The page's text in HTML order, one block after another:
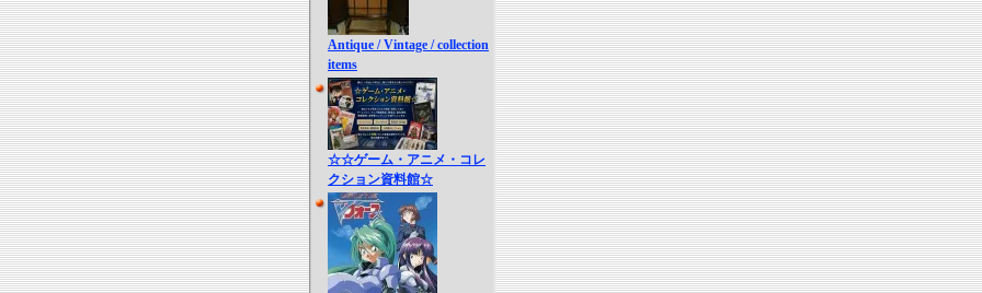
Antique / Vintage / collection
items
☆☆ゲーム・アニメ・コレ
クション資料館☆